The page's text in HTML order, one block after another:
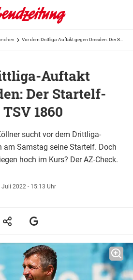
Auftakt
Der Startelf-
1860
sucht vor dem Drittliga-
am Samstag seine Startelf. Doch
hoch im Kurs? Der AZ-Check.
Juli 2022 - 15:13 Uhr